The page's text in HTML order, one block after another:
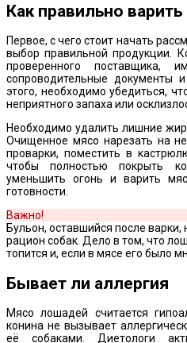
Как правильно варить
Первое, с чего стоит начать
выбор правильной продукции.
проверенного поставщика,
сопроводительные документы
этого, необходимо убедиться,
неприятного запаха или
Необходимо удалить лишние
Очищенное мясо нарезать на
проварки, поместить в
чтобы полностью покрыть
уменьшить огонь и варить
готовности.
Важно!
Бульон, оставшийся после
рацион собак. Дело в том, что
топится и, если в мясе его было
Бывает ли аллергия
Мясо лошадей считается
конина не вызывает
её собаками. Диетологи